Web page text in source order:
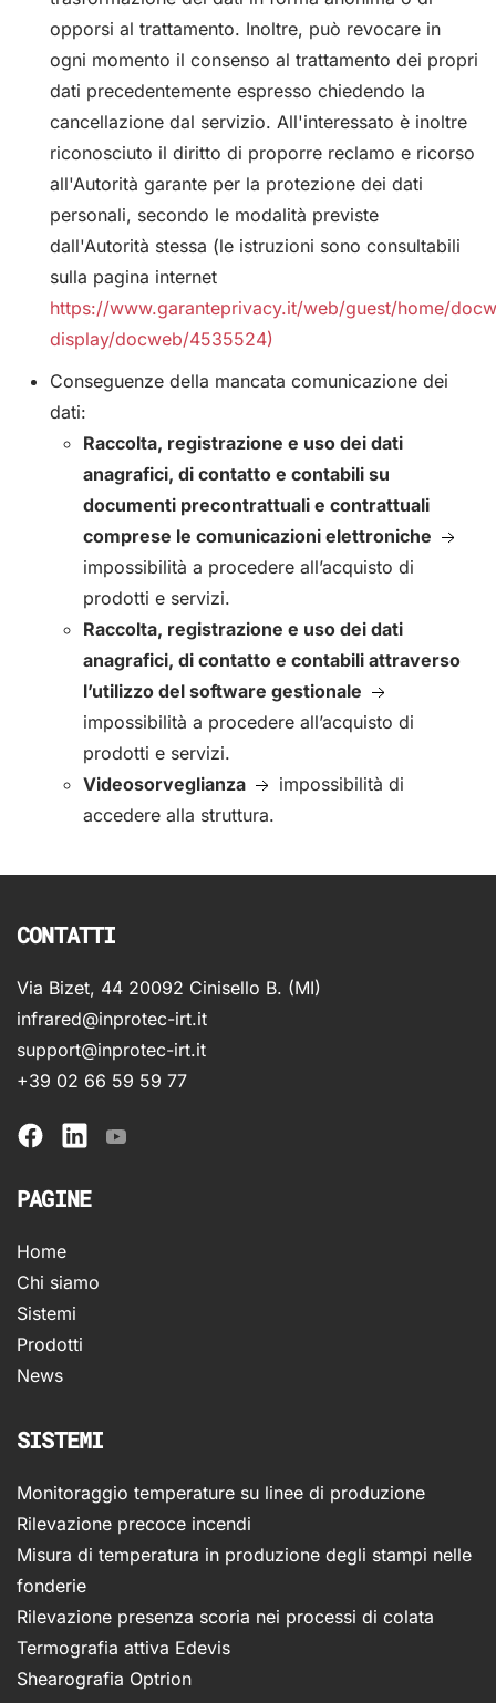
opporsi al trattamento. Inoltre, può revocare in
ogni momento il consenso al trattamento dei propri
dati precedentemente espresso chiedendo la
cancellazione dal servizio. All'interessato è inoltre
riconosciuto il diritto di proporre reclamo e ricorso
all'Autorità garante per la protezione dei dati
personali, secondo le modalità previste
dall'Autorità stessa (le istruzioni sono consultabili
sulla pagina internet
https://www.garanteprivacy.it/web/guest/home/
display/docweb/4535524)
Conseguenze della mancata comunicazione dei
dati:
Raccolta, registrazione e uso dei dati
anagrafici, di contatto e contabili su
documenti precontrattuali e contrattuali
comprese le comunicazioni elettroniche
impossibilità a procedere all’acquisto di
prodotti e servizi.
Raccolta, registrazione e uso dei dati
anagrafici, di contatto e contabili attraverso
l’utilizzo del software gestionale
impossibilità a procedere all’acquisto di
prodotti e servizi.
Videosorveglianza
impossibilità di
accedere alla struttura.
CONTATTI
Via Bizet, 44 20092 Cinisello B. (MI)
infrared@inprotec-irt.it
support@inprotec-irt.it
+39 02 66 59 59 77
PAGINE
Home
Chi siamo
Sistemi
Prodotti
News
SISTEMI
Monitoraggio temperature su linee di produzione
Rilevazione precoce incendi
Misura di temperatura in produzione degli stampi nelle
fonderie
Rilevazione presenza scoria nei processi di colata
Termografia attiva Edevis
Shearografia Optrion